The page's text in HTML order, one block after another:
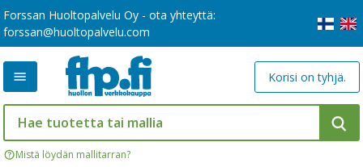
Forssan Huoltopalvelu Oy - ota yhteyttä:
forssan@huoltopalvelu.com
Mistä löydän mallitarran?
Korisi on tyhjä.